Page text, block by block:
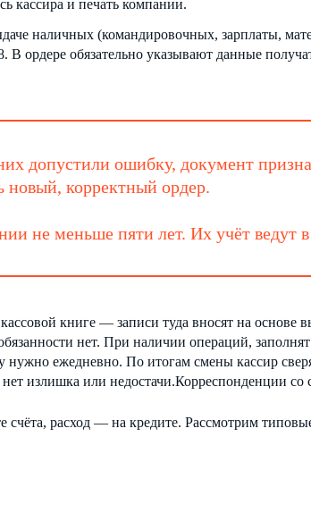
кассира и печать компании.
наличных (командировочных, зарплаты,
обязательно указывают данные
допустили ошибку, документ
новый, корректный ордер.
не меньше пяти лет. Их учёт ведут
книге — записи туда вносят на
нет. При наличии операций,
ежедневно. По итогам смены кассир
излишка или недостачи.Корреспонденции со
счёта, расход — на кредите. Рассмотрим